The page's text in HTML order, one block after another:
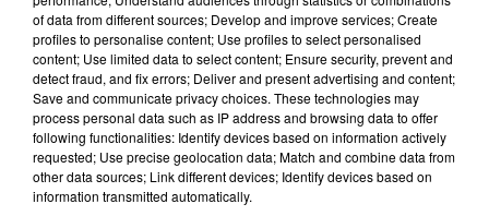
réunir une mère avec son enfant. Faire partie de ce bonheur
signifiait beaucoup pour nous aussi. Ce bébé est vraiment un
miracle. Le fait qu’elle ait survécu et qu’elle n’ait eu aucun
problème de santé est quelque chose de très cher à nos
cœurs", a continué Derya Yanik.
Juste après son sauvetage, la fillette avait été baptisée
Gizem(Mystère, en français, ndlr). Son père et ses deux
frères ont malheureusement été tués dans le tremblement
of data from different sources; Develop and improve services; Create
profiles to personalise content; Use profiles to select personalised
content; Use limited data to select content; Ensure security, prevent and
detect fraud, and fix errors; Deliver and present advertising and content;
Save and communicate privacy choices. These technologies may
process personal data such as IP address and browsing data to offer
following functionalities: Identify devices based on information actively
requested; Use precise geolocation data; Match and combine data from
other data sources; Link different devices; Identify devices based on
information transmitted automatically.